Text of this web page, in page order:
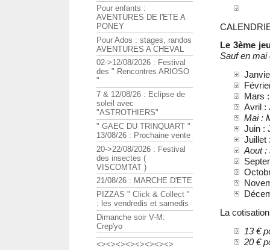
Le 3ème
Sauf en mai
Mars
Avril :
Mai :
Juin :
Juillet
Aout :
La
13 €
20 €
Pour enfants :
AVENTURES DE l'ETE A
PONEY
Pour Ados : stages, randos
AVENTURES A CHEVAL
02->12/08/2026 : Festival
des " Rencontres ARIOSO
"
7 & 12/08/26 : Eclipse de
soleil avec
"ASTROTHIERS"
" GAEC DU TRINQUART "
13/08/26 : Prochaine vente
20->22/08/2026 : Festival
des insectes (
VISCOMTAT )
21/08/26 : MARCHE D'ETE
PIZZAS " Click & Collect "
: les vendredis et samedis
Dimanche soir V-M:
Crep'yo
<><><><><><><><>